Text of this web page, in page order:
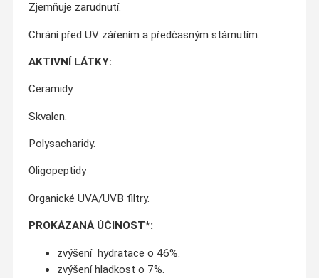
Zjemňuje zarudnutí.
Chrání před UV zářením a předčasným stárnutím.
AKTIVNÍ LÁTKY:
Ceramidy.
Skvalen.
Polysacharidy.
Oligopeptidy
Organické UVA/UVB filtry.
PROKÁZANÁ ÚČINOST*:
zvýšení hydratace o 46%.
zvýšení hladkost o 7%.